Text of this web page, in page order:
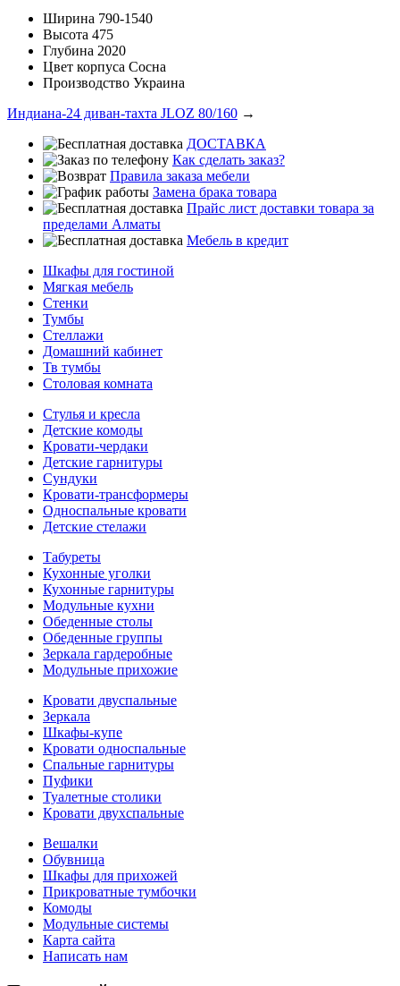
Ширина 790-1540
Высота 475
Глубина 2020
Цвет корпуса Сосна
Производство Украина
Индиана-24 диван-тахта JLOZ 80/160 →
ДОСТАВКА
Как сделать заказ?
Правила заказа мебели
Замена брака товара
Прайс лист доставки товара за
пределами Алматы
Мебель в кредит
Шкафы для гостиной
Мягкая мебель
Стенки
Тумбы
Стеллажи
Домашний кабинет
Тв тумбы
Столовая комната
Стулья и кресла
Детские комоды
Кровати-чердаки
Детские гарнитуры
Сундуки
Кровати-трансформеры
Односпальные кровати
Детские стелажи
Табуреты
Кухонные уголки
Кухонные гарнитуры
Модульные кухни
Обеденные столы
Обеденные группы
Зеркала гардеробные
Модульные прихожие
Кровати двуспальные
Зеркала
Шкафы-купе
Кровати односпальные
Спальные гарнитуры
Пуфики
Туалетные столики
Кровати двухспальные
Вешалки
Обувница
Шкафы для прихожей
Прикроватные тумбочки
Комоды
Модульные системы
Карта сайта
Написать нам